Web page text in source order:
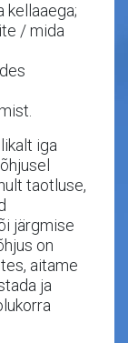
kellaaega;
/ mida
iga
taotluse,
järgmise
on
aitame
ja